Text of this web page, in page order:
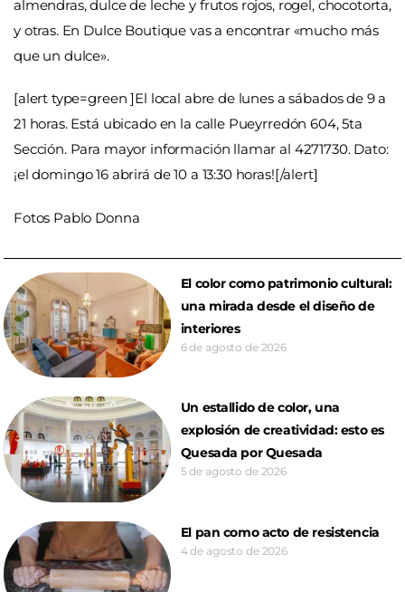
almendras, dulce de leche y frutos rojos, rogel, chocotorta,
y otras. En Dulce Boutique vas a encontrar «mucho más
que un dulce».
[alert type=green ]El local abre de lunes a sábados de 9 a
21 horas. Está ubicado en la calle Pueyrredón 604, 5ta
Sección. Para mayor información llamar al 4271730. Dato:
¡el domingo 16 abrirá de 10 a 13:30 horas![/alert]
Fotos Pablo Donna
El color como patrimonio cultural:
una mirada desde el diseño de
interiores
6 de agosto de 2026
Un estallido de color, una
explosión de creatividad: esto es
Quesada por Quesada
5 de agosto de 2026
El pan como acto de resistencia
4 de agosto de 2026